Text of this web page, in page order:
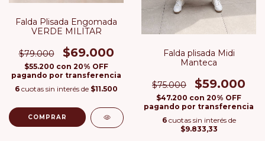
Falda Plisada Engomada
VERDE MILITAR
$79.000 $69.000
$55.200 con 20% OFF
pagando por transferencia
6 cuotas sin interés de $11.500
COMPRAR
Falda plisada Midi
Manteca
$75.000 $59.000
$47.200 con 20% OFF
pagando por transferencia
6 cuotas sin interés de
$9.833,33